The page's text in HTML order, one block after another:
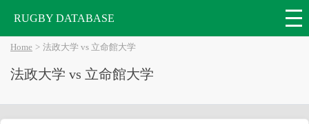
RUGBY DATABASE
Home 法政大学 vs 立命館大学
法政大学 vs 立命館大学